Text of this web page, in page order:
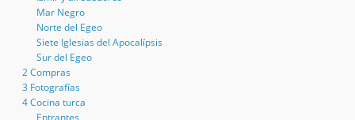
Mar Negro
Norte del Egeo
Siete Iglesias del Apocalípsis
Sur del Egeo
2 Compras
3 Fotografías
4 Cocina turca
Entrantes